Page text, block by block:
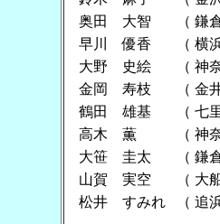
奥田 大智
（ 鎌
早川 優香
（ 横
大野 史絵
（ 神
金岡 寿枝
（ 金
鶴田 雄基
（ 七
高木 薫
（ 神
大笹 圭太
（ 鎌
山賀 実空
（ 大
松井 すみれ
（ 追